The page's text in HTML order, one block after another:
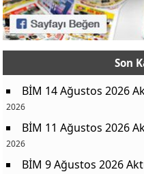
Son
BİM 14 Ağustos 2026
2026
BİM 11 Ağustos 2026
2026
BİM 9 Ağustos 2026